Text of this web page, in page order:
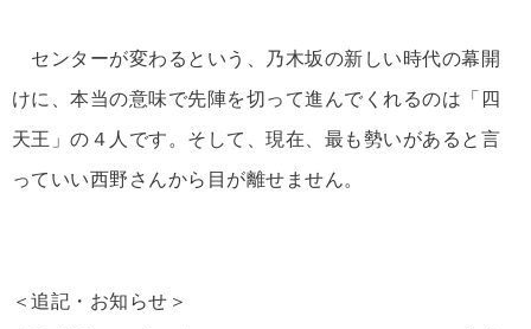
センターが変わるという、乃木坂の新しい時代の幕開
けに、本当の意味で先陣を切って進んでくれるのは「四
天王」の４人です。そして、現在、最も勢いがあると言
っていい西野さんから目が離せません。
＜追記・お知らせ＞